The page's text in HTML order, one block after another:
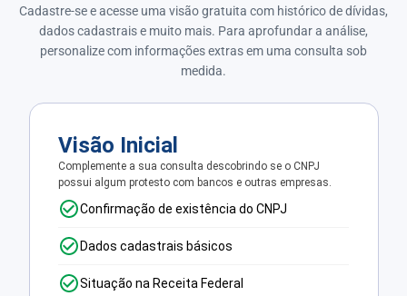
Cadastre-se e acesse uma visão gratuita com histórico de dívidas,
dados cadastrais e muito mais. Para aprofundar a análise,
personalize com informações extras em uma consulta sob
medida.
Visão Inicial
Complemente a sua consulta descobrindo se o CNPJ
possui algum protesto com bancos e outras empresas.
Confirmação de existência do CNPJ
Dados cadastrais básicos
Situação na Receita Federal